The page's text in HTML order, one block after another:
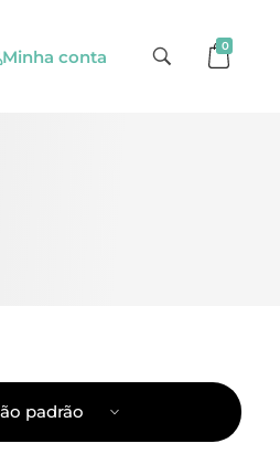
Minha conta
0